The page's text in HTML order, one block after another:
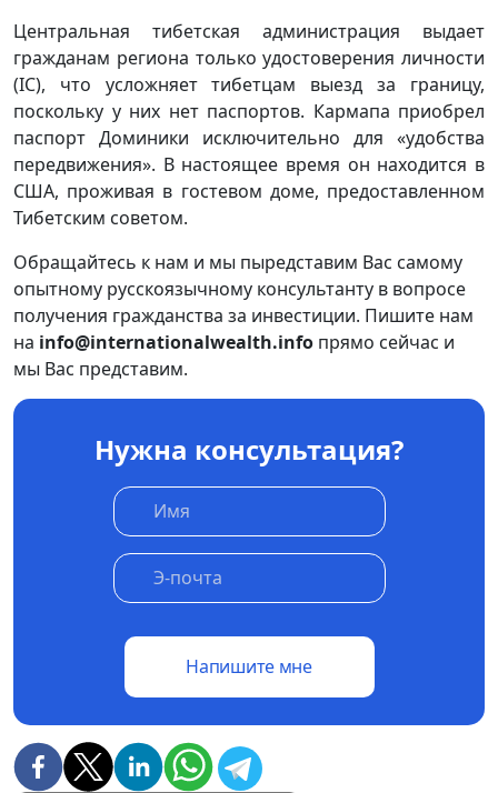
Центральная тибетская администрация выдает
гражданам региона только удостоверения личности
(IC), что усложняет тибетцам выезд за границу,
поскольку у них нет паспортов. Кармапа приобрел
паспорт Доминики исключительно для «удобства
передвижения». В настоящее время он находится в
США, проживая в гостевом доме, предоставленном
Тибетским советом.
Обращайтесь к нам и мы пыредставим Вас самому
опытному русскоязычному консультанту в вопросе
получения гражданства за инвестиции. Пишите нам
на info@internationalwealth.info прямо сейчас и
мы Вас представим.
Нужна консультация?
Напишите мне